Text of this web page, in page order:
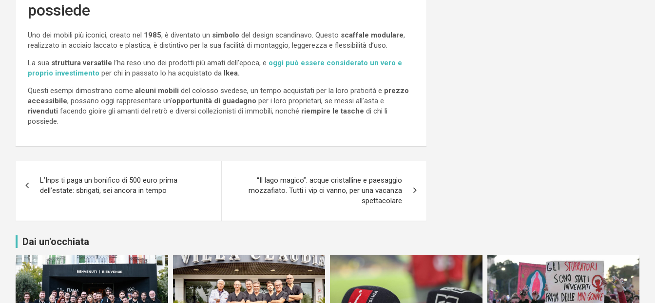
possiede
Uno dei mobili più iconici, creato nel 1985, è diventato un simbolo del design scandinavo. Questo scaffale modulare,
realizzato in acciaio laccato e plastica, è distintivo per la sua facilità di montaggio, leggerezza e flessibilità d’uso.
La sua struttura versatile l’ha reso uno dei prodotti più amati dell’epoca, e oggi può essere considerato un vero e
proprio investimento per chi in passato lo ha acquistato da Ikea.
Questi esempi dimostrano come alcuni mobili del colosso svedese, un tempo acquistati per la loro praticità e prezzo
accessibile, possano oggi rappresentare un’opportunità di guadagno per i loro proprietari, se messi all’asta e
rivenduti facendo gioire gli amanti del retrò e diversi collezionisti di immobili, nonché riempire le tasche di chi li
possiede.
articoli
L’Inps ti paga un bonifico di 500 euro prima
dell’estate: sbrigati, sei ancora in tempo
“Il lago magico”: acque cristalline e paesaggio
mozzafiato. Tutti i vip ci vanno, per una vacanza
spettacolare
Dai un'occhiata